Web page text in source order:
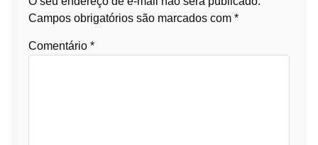
Campos obrigatórios são marcados com *
Comentário *